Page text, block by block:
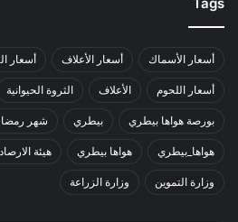
أسعار الأسماك أسعار الأعلاف أسعار
أسعار اللحوم الأعلاف الثروة الحيوانية
بورصة هواها بيطري بيطري شهر
هواها_بيطري هواها بيطري هيئة الارصاد
وزارة التموين وزارة الزراعة